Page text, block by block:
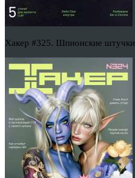
Хакер #325. Шпионские штучки